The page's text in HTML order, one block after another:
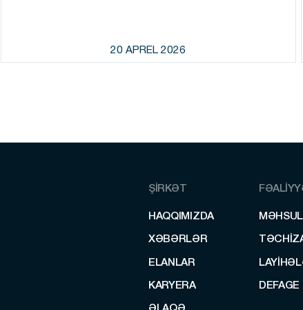
20 APREL 2026
ŞİRKƏT
HAQQIMIZDA
XƏBƏRLƏR
ELANLAR
KARYERA
ƏLAQƏ
DEFAGE